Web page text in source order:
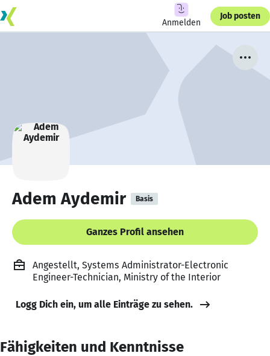
Anmelden
Job posten
Adem Aydemir Basis
Ganzes Profil ansehen
Angestellt, Systems Administrator-Electronic
Engineer-Technician, Ministry of the Interior
Logg Dich ein, um alle Einträge zu sehen.
Fähigkeiten und Kenntnisse